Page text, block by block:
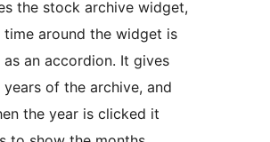
the stock archive widget,
time around the widget is
an accordion. It gives
of the archive, and
the year is clicked it